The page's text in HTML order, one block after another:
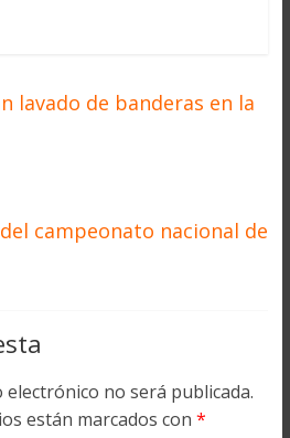
lavado de banderas en la
campeonato nacional de
no será publicada.
están marcados con *